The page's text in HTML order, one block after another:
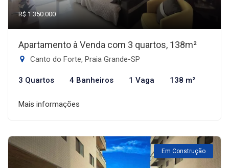
R$ 1.350.000
Apartamento à Venda com 3 quartos, 138m²
Canto do Forte, Praia Grande-SP
3 Quartos 4 Banheiros 1 Vaga 138 m²
Mais informações
Em Construção